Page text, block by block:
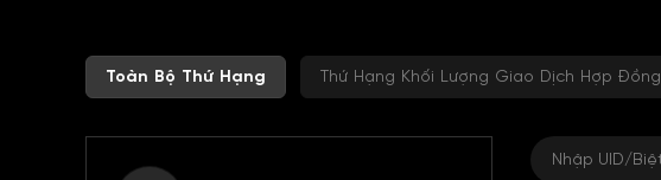
Toàn Bộ Thứ Hạng Thứ Hạng Khối Lượng Giao Dịch Hợp Đồng